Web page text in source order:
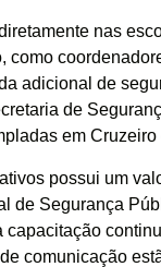
nas
como
adicional de
de
em Cruzeiro
possui um
de Segurança
capacitação
comunicação